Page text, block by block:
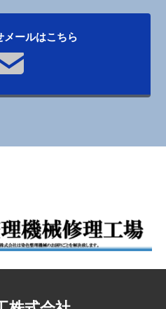
メールはこちら